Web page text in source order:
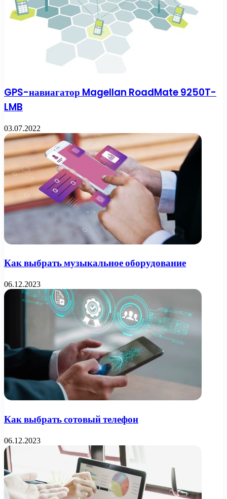
GPS-навиагатор Magellan RoadMate 9250T-
LMB
03.07.2022
Как выбрать музыкальное оборудование
06.12.2023
Как выбрать сотовый телефон
06.12.2023